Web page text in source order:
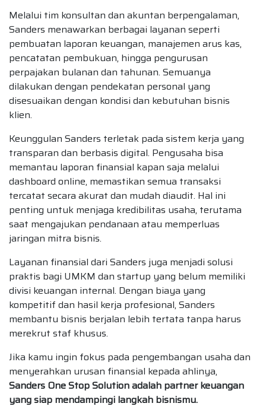
Melalui tim konsultan dan akuntan berpengalaman,
Sanders menawarkan berbagai layanan seperti
pembuatan laporan keuangan, manajemen arus kas,
pencatatan pembukuan, hingga pengurusan
perpajakan bulanan dan tahunan. Semuanya
dilakukan dengan pendekatan personal yang
disesuaikan dengan kondisi dan kebutuhan bisnis
klien.
Keunggulan Sanders terletak pada sistem kerja yang
transparan dan berbasis digital. Pengusaha bisa
memantau laporan finansial kapan saja melalui
dashboard online, memastikan semua transaksi
tercatat secara akurat dan mudah diaudit. Hal ini
penting untuk menjaga kredibilitas usaha, terutama
saat mengajukan pendanaan atau memperluas
jaringan mitra bisnis.
Layanan finansial dari Sanders juga menjadi solusi
praktis bagi UMKM dan startup yang belum memiliki
divisi keuangan internal. Dengan biaya yang
kompetitif dan hasil kerja profesional, Sanders
membantu bisnis berjalan lebih tertata tanpa harus
merekrut staf khusus.
Jika kamu ingin fokus pada pengembangan usaha dan
menyerahkan urusan finansial kepada ahlinya,
Sanders One Stop Solution adalah partner keuangan
yang siap mendampingi langkah bisnismu.